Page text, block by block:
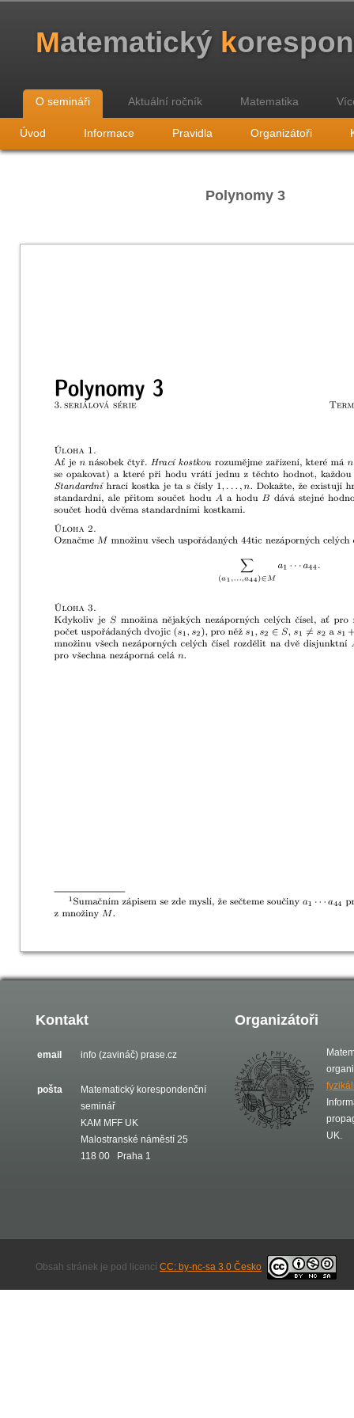
Matematický k
O semináři Aktuální ročník Matematika
Úvod Informace Pravidla Organizátoři
Polynomy 3
Kontakt
email info (zavináč) prase.cz
pošta
Matematický korespondenční
seminář
KAM MFF UK
Malostranské náměstí 25
118 00 Praha 1
Organizátoři
UK.
Obsah stránek je pod licencí CC: by-nc-sa 3.0 Česko